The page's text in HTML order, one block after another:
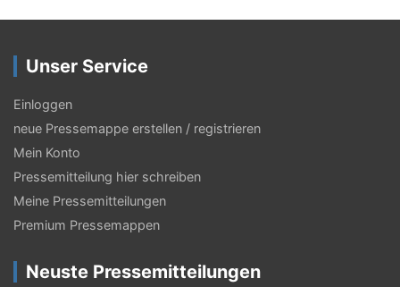
Unser Service
Einloggen
neue Pressemappe erstellen / registrieren
Mein Konto
Pressemitteilung hier schreiben
Meine Pressemitteilungen
Premium Pressemappen
Neuste Pressemitteilungen